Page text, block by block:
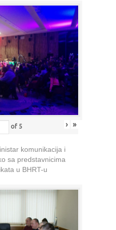
of 5 › »
komunikacija i
sa predstavnicima
u BHRT-u